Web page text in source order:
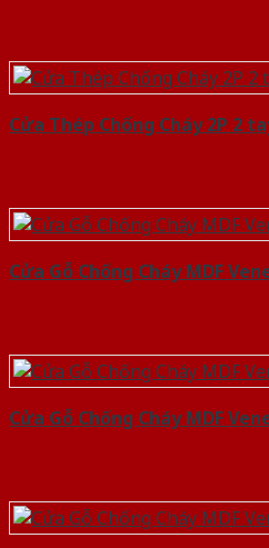
Cửa Thép Chống Cháy 2P 2
Cửa Gỗ Chống Cháy MDF
Cửa Gỗ Chống Cháy MDF